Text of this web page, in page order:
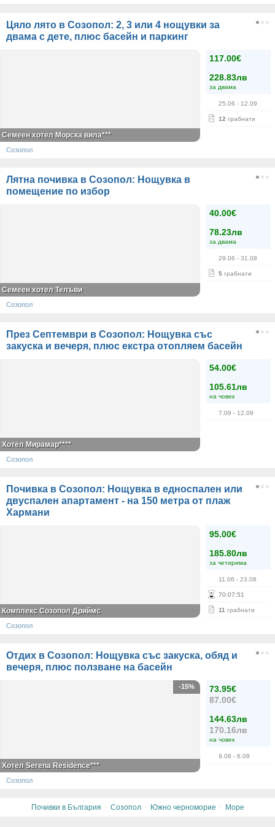
Цяло лято в Созопол: 2, 3 или 4 нощувки за
двама с дете, плюс басейн и паркинг
117.00€
228.83лв
за двама
25.06 - 12.09
12 грабнати
Семеен хотел Морска вила***
Созопол
Лятна почивка в Созопол: Нощувка в
помещение по избор
40.00€
78.23лв
за двама
29.06 - 31.08
5 грабнати
Семеен хотел Телъви
Созопол
През Септември в Созопол: Нощувка със
закуска и вечеря, плюс екстра отопляем басейн
54.00€
105.61лв
на човек
7.09 - 12.09
Хотел Мирамар****
Созопол
Почивка в Созопол: Нощувка в едноспален или
двуспален апартамент - на 150 метра от плаж
Хармани
95.00€
185.80лв
за четирима
11.06 - 23.08
70:07:51
11 грабнати
Комплекс Созопол Дриймс
Созопол
Отдих в Созопол: Нощувка със закуска, обяд и
вечеря, плюс ползване на басейн
73.95€
87.00€
144.63лв
170.16лв
на човек
9.08 - 6.09
-15%
Хотел Serena Residence***
Созопол
Почивки в България · Созопол · Южно черноморие · Море